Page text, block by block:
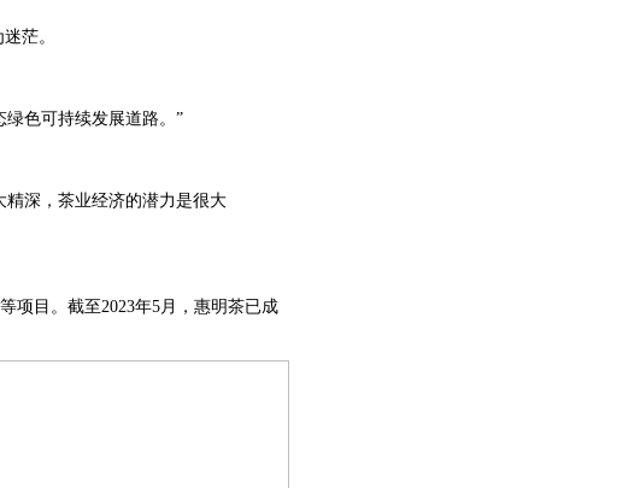
茫。
色可持续发展道路。”
深，茶业经济的潜力是很大
项目。截至2023年5月，惠明茶已成